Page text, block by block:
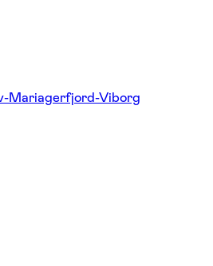
Mariagerfjord-Viborg